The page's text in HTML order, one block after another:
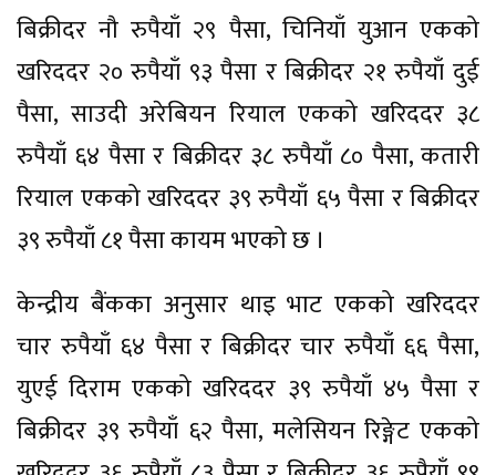
बिक्रीदर नौ रुपैयाँ २९ पैसा, चिनियाँ युआन एकको
खरिददर २० रुपैयाँ ९३ पैसा र बिक्रीदर २१ रुपैयाँ दुई
पैसा, साउदी अरेबियन रियाल एकको खरिददर ३८
रुपैयाँ ६४ पैसा र बिक्रीदर ३८ रुपैयाँ ८० पैसा, कतारी
रियाल एकको खरिददर ३९ रुपैयाँ ६५ पैसा र बिक्रीदर
३९ रुपैयाँ ८१ पैसा कायम भएको छ ।
केन्द्रीय बैंकका अनुसार थाइ भाट एकको खरिददर
चार रुपैयाँ ६४ पैसा र बिक्रीदर चार रुपैयाँ ६६ पैसा,
युएई दिराम एकको खरिददर ३९ रुपैयाँ ४५ पैसा र
बिक्रीदर ३९ रुपैयाँ ६२ पैसा, मलेसियन रिङ्गेट एकको